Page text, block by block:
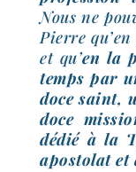
Nous ne
Pierre
et qu’en la
temps par
doce saint,
doce
dédié à la
apos­to­lat et